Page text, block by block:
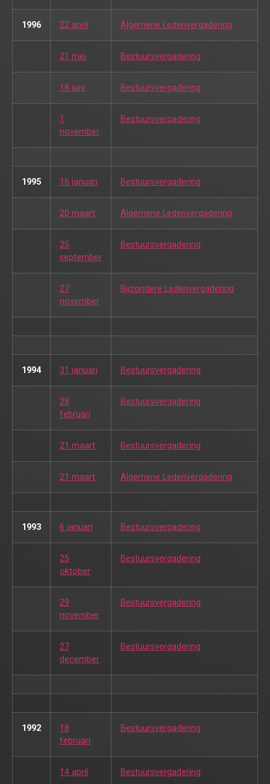
1996 22 april Algemene Ledenvergadering
21 mei Bestuursvergadering
18 juni Bestuursvergadering
1
november
Bestuursvergadering
1995 16 januari Bestuursvergadering
20 maart Algemene Ledenvergadering
25
september
Bestuursvergadering
27
november
Bijzondere Ledenvergadering
1994 31 januari Bestuursvergadering
28
februari
Bestuursvergadering
21 maart Bestuursvergadering
21 maart Algemene Ledenvergadering
1993 6 januari Bestuursvergadering
25
oktober
Bestuursvergadering
29
november
Bestuursvergadering
27
december
Bestuursvergadering
1992
18
februari
Bestuursvergadering
14 april Bestuursvergadering